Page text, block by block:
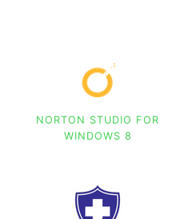
NORTON STUDIO FOR
WINDOWS 8